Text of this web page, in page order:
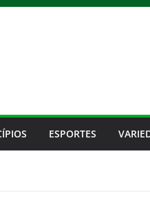
ESPORTES